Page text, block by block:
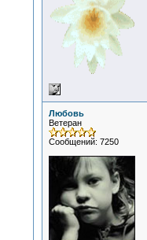
Любовь
Ветеран
Сообщений: 7250